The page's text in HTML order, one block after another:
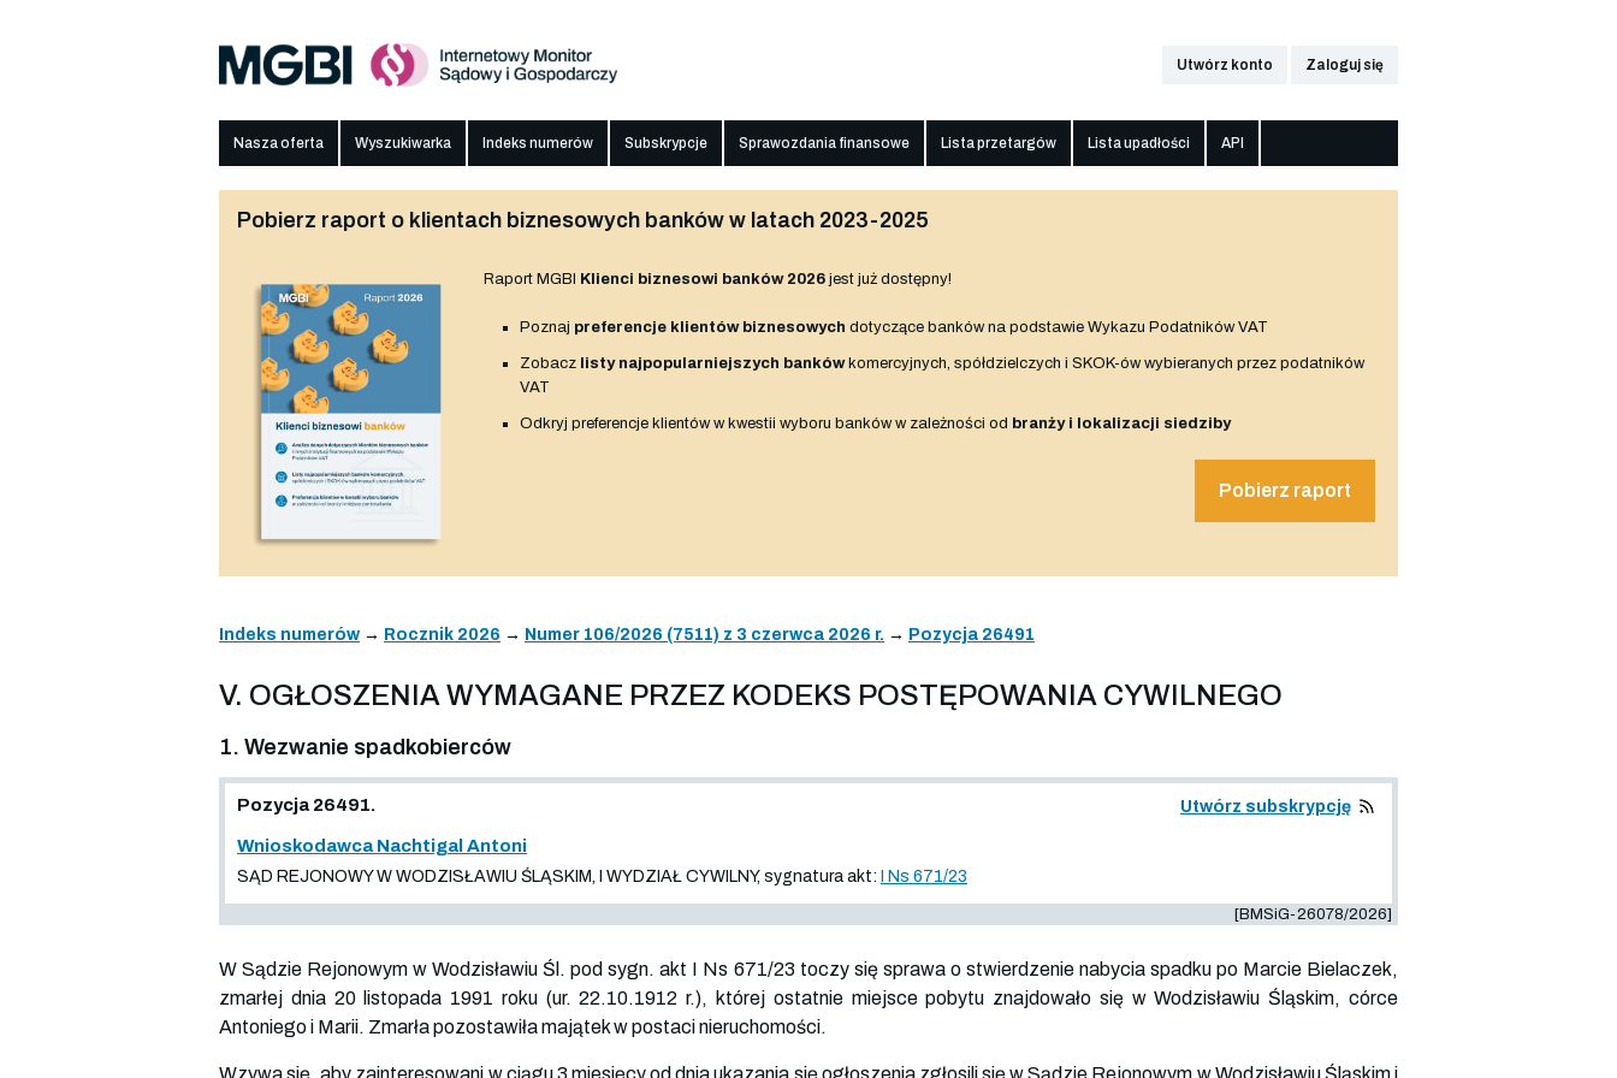
Utwórz konto Zaloguj się
Nasza oferta Wyszukiwarka Indeks numerów Subskrypcje Sprawozdania finansowe Lista przetargów Lista upadłości API
Pobierz raport o klientach biznesowych banków w latach 2023-2025
Raport MGBI Klienci biznesowi banków 2026 jest już dostępny!
Poznaj preferencje klientów biznesowych dotyczące banków na podstawie Wykazu Podatników VAT
Zobacz listy najpopularniejszych bankówkomercyjnych, spółdzielczych i SKOK-ów wybieranych przez podatników
VAT
Odkryj preferencje klientów w kwestii wyboru banków w zależności od branży i lokalizacji siedziby
Pobierz raport
Indeks numerów → Rocznik 2026 → Numer 106/2026 (7511) z 3 czerwca 2026 r. → Pozycja 26491
V. OGŁOSZENIA WYMAGANE PRZEZ KODEKS POSTĘPOWANIA CYWILNEGO
1. Wezwanie spadkobierców
Pozycja 26491. Utwórz subskrypcję
Wnioskodawca Nachtigal Antoni
SĄD REJONOWY W WODZISŁAWIU ŚLĄSKIM, I WYDZIAŁ CYWILNY, sygnatura akt: I Ns 671/23
[BMSiG-26078/2026]
W Sądzie Rejonowym w Wodzisławiu Śl. pod sygn. akt I Ns 671/23 toczy się sprawa o stwierdzenie nabycia spadku po Marcie Bielaczek,
zmarłej dnia 20 listopada 1991 roku (ur. 22.10.1912 r.), której ostatnie miejsce pobytu znajdowało się w Wodzisławiu Śląskim, córce
Antoniego i Marii. Zmarła pozostawiła majątek w postaci nieruchomości.
Wzywa się, aby zainteresowani w ciągu 3 miesięcy od dnia ukazania się ogłoszenia zgłosili się w Sądzie Rejonowym w Wodzisławiu Śląskim i